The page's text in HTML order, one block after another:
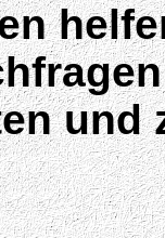
und